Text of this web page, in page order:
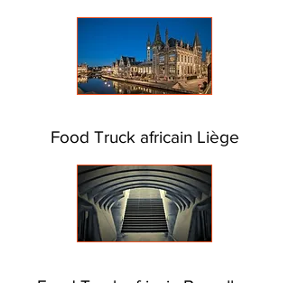
Food Truck africain Liège